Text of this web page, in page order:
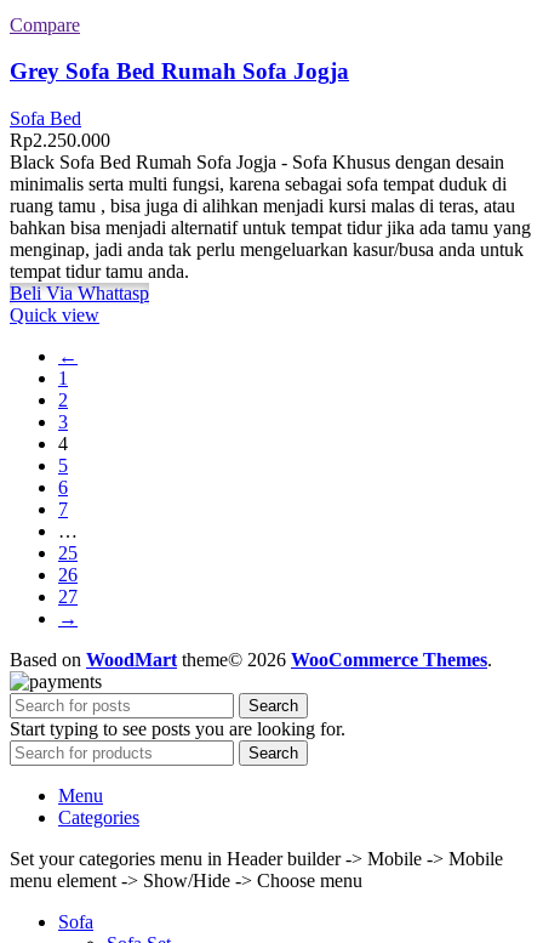
Compare
Grey Sofa Bed Rumah Sofa Jogja
Sofa Bed
Rp2.250.000
Black Sofa Bed Rumah Sofa Jogja - Sofa Khusus dengan desain
minimalis serta multi fungsi, karena sebagai sofa tempat duduk di
ruang tamu , bisa juga di alihkan menjadi kursi malas di teras, atau
bahkan bisa menjadi alternatif untuk tempat tidur jika ada tamu yang
menginap, jadi anda tak perlu mengeluarkan kasur/busa anda untuk
tempat tidur tamu anda.
Beli Via Whattasp
Quick view
←
1
2
3
4
5
6
7
…
25
26
27
→
Based on WoodMart theme© 2026 WooCommerce Themes.
Search
Start typing to see posts you are looking for.
Search
Menu
Categories
Set your categories menu in Header builder -> Mobile -> Mobile
menu element -> Show/Hide -> Choose menu
Sofa